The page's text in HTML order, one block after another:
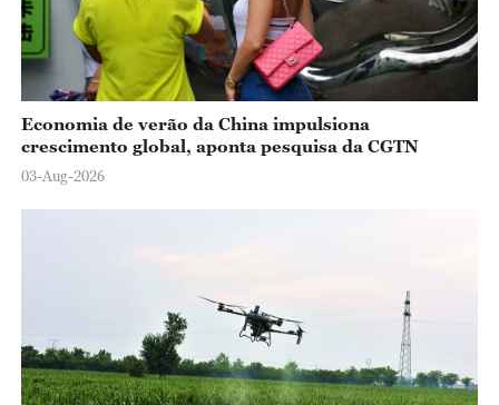
Economia de verão da China impulsiona
crescimento global, aponta pesquisa da CGTN
03-Aug-2026